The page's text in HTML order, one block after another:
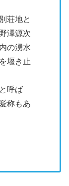
荘地と
澤源次
の湧水
堰き止
呼ば
称もあ